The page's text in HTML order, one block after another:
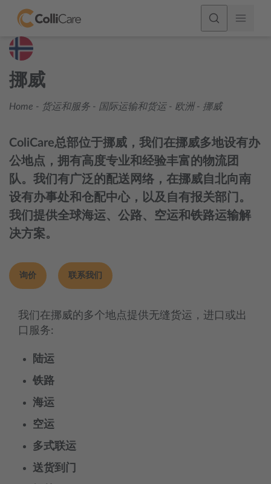
挪威
Home - 货运和服务 - 国际运输和货运 - 欧洲 - 挪威
ColiCare总部位于挪威，我们在挪威多地设有办
公地点，拥有高度专业和经验丰富的物流团
队。我们有广泛的配送网络，在挪威自北向南
设有办事处和仓配中心，以及自有报关部门。
我们提供全球海运、公路、空运和铁路运输解
决方案。
询价 联系我们
我们在挪威的多个地点提供无缝货运，进口或出
口服务:
陆运
铁路
海运
空运
多式联运
送货到门